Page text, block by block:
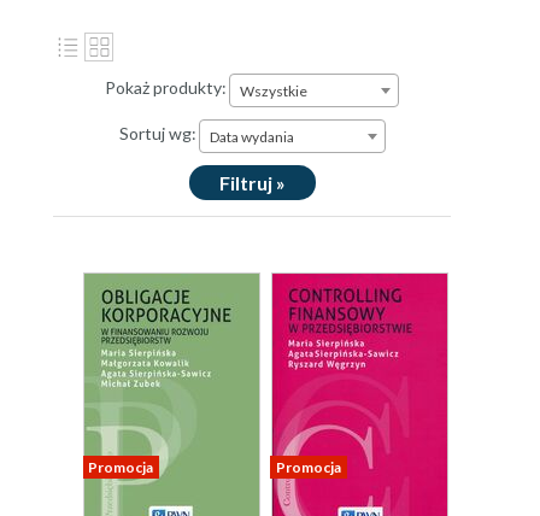
Pokaż produkty: Wszystkie
Sortuj wg: Data wydania
Filtruj »
Promocja Promocja